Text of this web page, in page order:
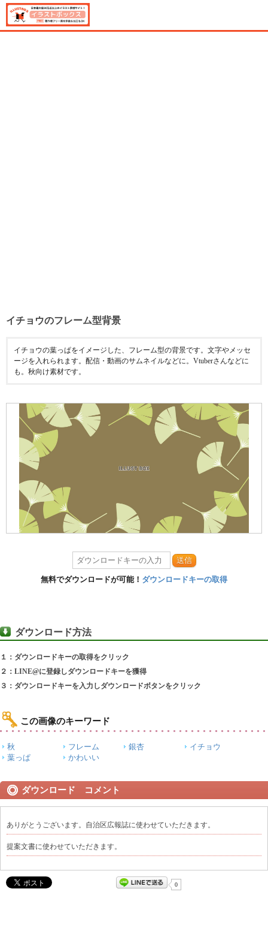
イチョウのフレーム型背景
イチョウの葉っぱをイメージした、フレーム型の背景です。文字やメッセ
ージを入れられます。配信・動画のサムネイルなどに。Vtuberさんなどに
も。秋向け素材です。
送信
無料でダウンロードが可能！ ダウンロードキーの取得
ダウンロード方法
１：ダウンロードキーの取得をクリック
２：LINE@に登録しダウンロードキーを獲得
３：ダウンロードキーを入力しダウンロードボタンをクリック
この画像のキーワード
秋 フレーム 銀杏
イチョウ
葉っぱ
かわいい
ダウンロード コメント
ありがとうございます。自治区広報誌に使わせていただきます。
提案文書に使わせていただきます。
0